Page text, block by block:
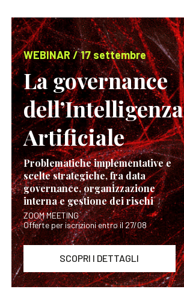
WEBINAR / 17 settembre
La governance
dell’Intelligenza
Artificiale
Problematiche implementative e
scelte strategiche, fra data
governance, organizzazione
interna e gestione dei rischi
ZOOM MEETING
Offerte per iscrizioni entro il 27/08
SCOPRI I DETTAGLI